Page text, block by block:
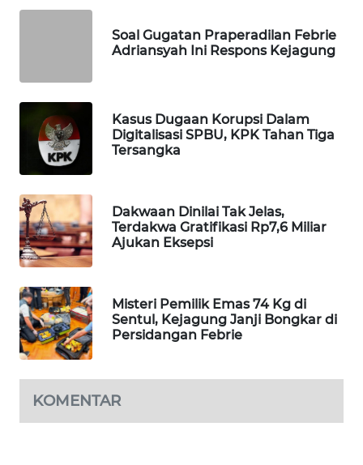
Soal Gugatan Praperadilan Febrie
Adriansyah Ini Respons Kejagung
Kasus Dugaan Korupsi Dalam
Digitalisasi SPBU, KPK Tahan Tiga
Tersangka
Dakwaan Dinilai Tak Jelas,
Terdakwa Gratifikasi Rp7,6 Miliar
Ajukan Eksepsi
Misteri Pemilik Emas 74 Kg di
Sentul, Kejagung Janji Bongkar di
Persidangan Febrie
KOMENTAR
MARTABAT
NET
PLN
WATCH
MKLI
LPKKI
LKKI
KOPEKLIN
PORTAL
KONSUMEN